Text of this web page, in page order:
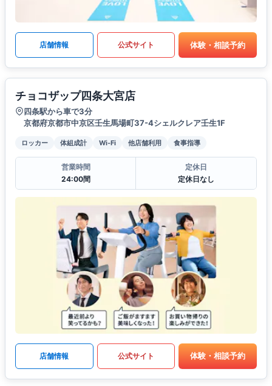
店舗情報 公式サイト 体験・相談予約
チョコザップ四条大宮店
四条駅から車で3分
京都府京都市中京区壬生馬場町37-4シェルクレア壬生1F
ロッカー 体組成計 Wi-Fi 他店舗利用 食事指導
営業時間
24:00間
定休日
定休日なし
店舗情報 公式サイト 体験・相談予約